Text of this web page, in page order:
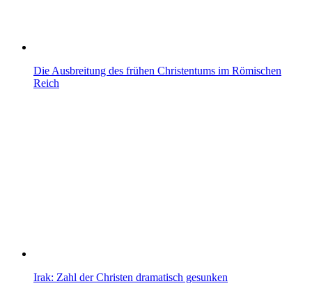
Die Ausbreitung des frühen Christentums im Römischen
Reich
Irak: Zahl der Christen dramatisch gesunken